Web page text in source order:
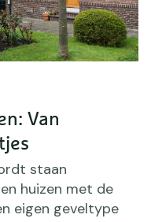
Van
staan
huizen met de
eigen geveltype